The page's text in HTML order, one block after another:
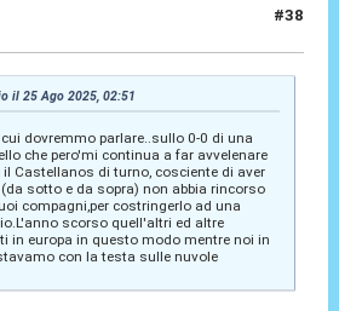
#38
il 25 Ago 2025, 02:51
dovremmo parlare..sullo 0-0 di una
che pero'mi continua a far avvelenare
Castellanos di turno, cosciente di aver
sotto e da sopra) non abbia rincorso
compagni,per costringerlo ad una
scorso quell'altri ed altre
in europa in questo modo mentre noi in
con la testa sulle nuvole